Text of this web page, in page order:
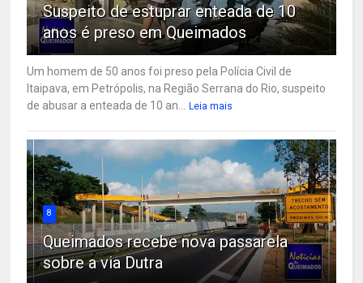
Suspeito de estuprar enteada de 10
anos é preso em Queimados
Um homem de 50 anos foi preso pela Polícia Civil de
Itaipava, em Petrópolis, na Região Serrana do Rio, suspeito
de abusar a enteada de 10 an...
Leia mais
8
Queimados recebe nova passarela
sobre a via Dutra